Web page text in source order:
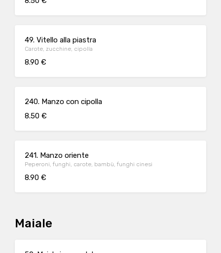
49. Vitello alla piastra
Carote, zucchine, cipolla
8.90 €
240. Manzo con cipolla
8.50 €
241. Manzo oriente
Peperoni, funghi, carote, bambù, funghi cinesi
8.90 €
Maiale